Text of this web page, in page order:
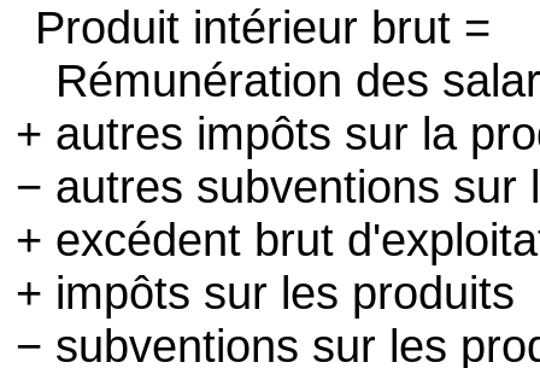
Produit intérieur brut =
Rémunération des
+ autres impôts sur la
− autres subventions sur
+ excédent brut
+ impôts sur les produits
− subventions sur les